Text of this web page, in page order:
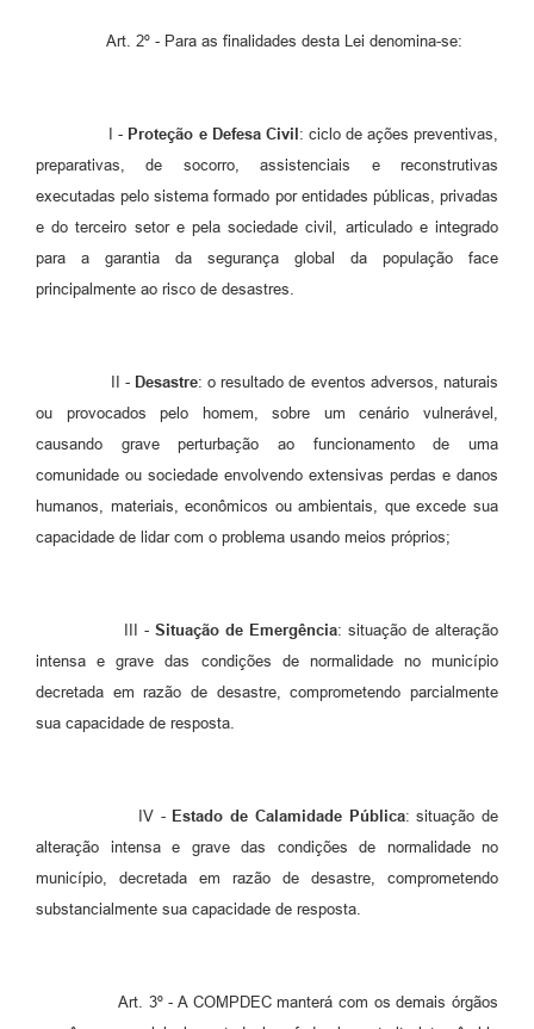
Departamentos
Calendário de Eventos
LOGRADOUROS
Contato
Art. 2º - Para as finalidades desta Lei denomina-se:
I - Proteção e Defesa Civil : ciclo de ações preventivas,
preparativas, de socorro, assistenciais e reconstrutivas
executadas pelo sistema formado por entidades públicas, privadas
e do terceiro setor e pela sociedade civil, articulado e integrado
para a garantia da segurança global da população face
principalmente ao risco de desastres.
II - Desastre: o resultado de eventos adversos, naturais
ou provocados pelo homem, sobre um cenário vulnerável,
causando grave perturbação ao funcionamento de uma
comunidade ou sociedade envolvendo extensivas perdas e danos
humanos, materiais, econômicos ou ambientais, que excede sua
capacidade de lidar com o problema usando meios próprios;
III -Situação de Emergência: situação de alteração
intensa e grave das condições de normalidade no município
decretada em razão de desastre, comprometendo parcialmente
sua capacidade de resposta.
IV - Estado de Calamidade Pública: situação de
alteração intensa e grave das condições de normalidade no
município, decretada em razão de desastre, comprometendo
substancialmente sua capacidade de resposta.
Art. 3º - A COMPDEC manterá com os demais órgãos